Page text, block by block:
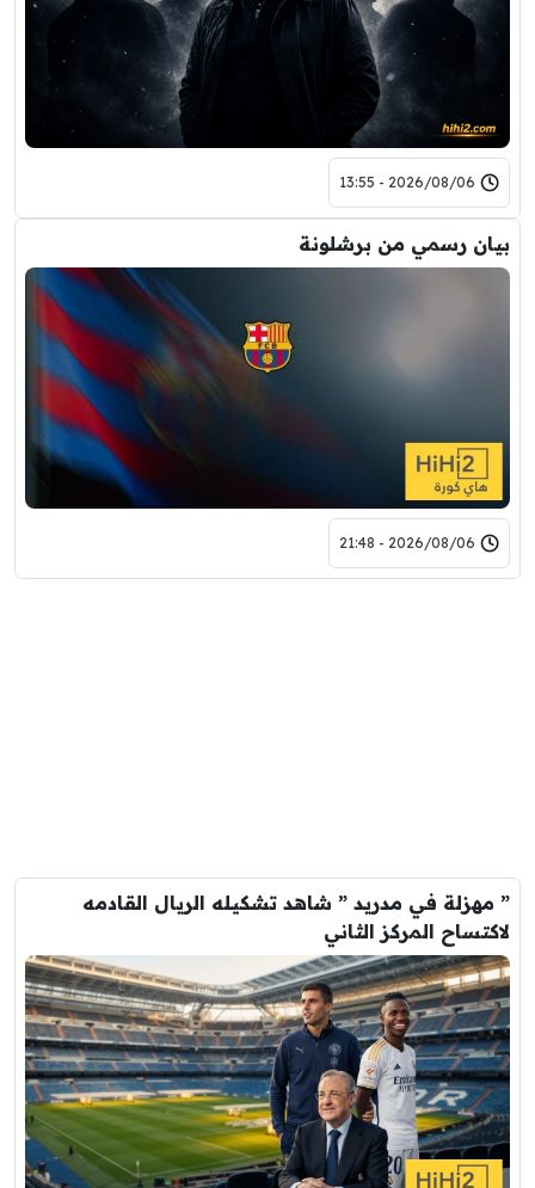
2026/08/06 - 13:55
بيان رسمي من برشلونة
2026/08/06 - 21:48
” مهزلة في مدريد ” شاهد تشكيله الريال القادمه
لاكتساح المركز الثاني